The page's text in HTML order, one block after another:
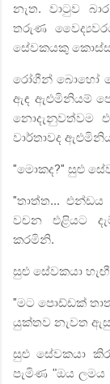
නැත. වාටුව
තරුණ
සේවකයකු
රෝගීන් බොහෝ
ඇඳ ඇළුමිනියම්
නොදැනුවත්වම
වාර්තාවද
"මොකද?" සුළු
"තාත්ත...
වචන එළියට
කරමිනි.
සුළු සේවකයා
"මට පොඩ්ඩක්
යුක්තව නැවත
සුළු සේවකයා
පැමිණ "ඔය